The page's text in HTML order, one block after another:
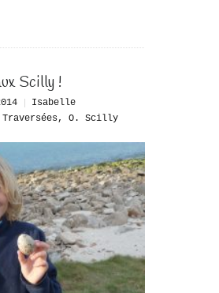
Scilly !
Isabelle
, O. Scilly